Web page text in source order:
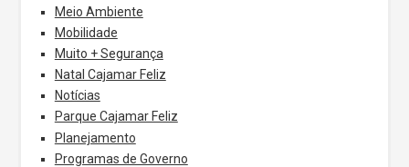
Meio Ambiente
Mobilidade
Muito + Segurança
Natal Cajamar Feliz
Notícias
Parque Cajamar Feliz
Planejamento
Programas de Governo